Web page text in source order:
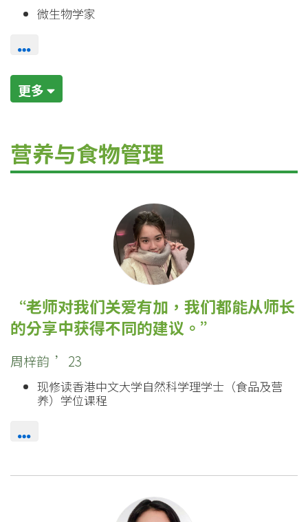
微生物学家
更多
营养与食物管理
老师对我们关爱有加，我们都能从师长
的分享中获得不同的建议。
周梓韵 ’23
现修读香港中文大学自然科学理学士（食品及营
养）学位课程